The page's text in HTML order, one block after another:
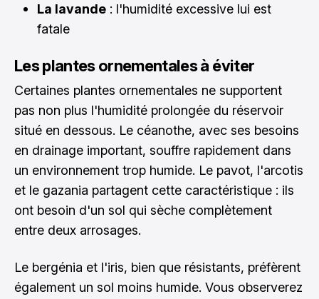
La lavande : l'humidité excessive lui est
fatale
Les plantes ornementales à éviter
Certaines plantes ornementales ne supportent
pas non plus l'humidité prolongée du réservoir
situé en dessous. Le céanothe, avec ses besoins
en drainage important, souffre rapidement dans
un environnement trop humide. Le pavot, l'arcotis
et le gazania partagent cette caractéristique : ils
ont besoin d'un sol qui sèche complètement
entre deux arrosages.
Le bergénia et l'iris, bien que résistants, préfèrent
également un sol moins humide. Vous observerez